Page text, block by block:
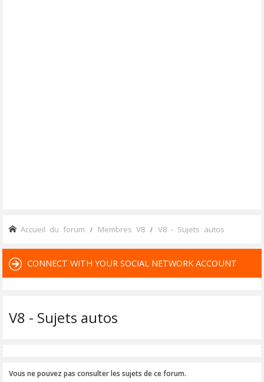
Accueil du forum Membres V8 V8 - Sujets autos
CONNECT WITH YOUR SOCIAL NETWORK ACCOUNT
V8 - Sujets autos
Vous ne pouvez pas consulter les sujets de ce forum.